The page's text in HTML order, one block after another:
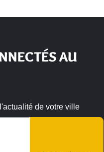
AU
de votre ville
: